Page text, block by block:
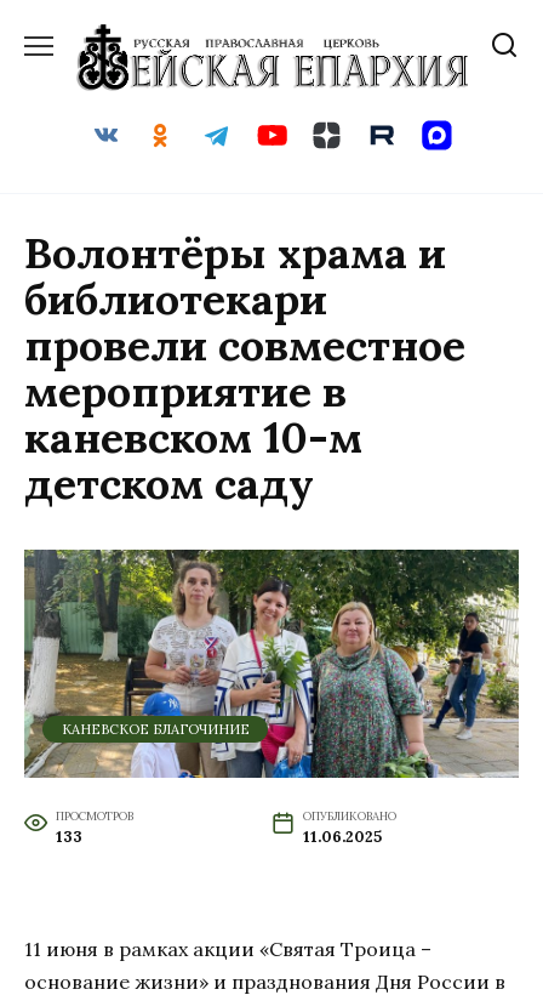
содержанию
Волонтёры храма и
библиотекари
провели совместное
мероприятие в
каневском 10-м
детском саду
КАНЕВСКОЕ БЛАГОЧИНИЕ
ПРОСМОТРОВ
133
ОПУБЛИКОВАНО
11.06.2025
11 июня в рамках акции «Святая Троица –
основание жизни» и празднования Дня России в